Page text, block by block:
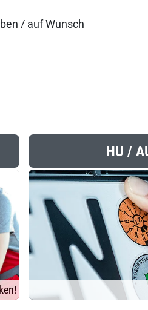
/ auf Wunsch
HU /